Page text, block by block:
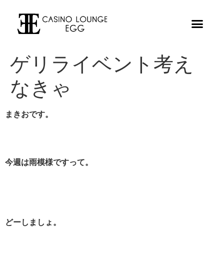
ゲリライベント考え
なきゃ
まきおです。
今週は雨模様ですって。
どーしましょ。